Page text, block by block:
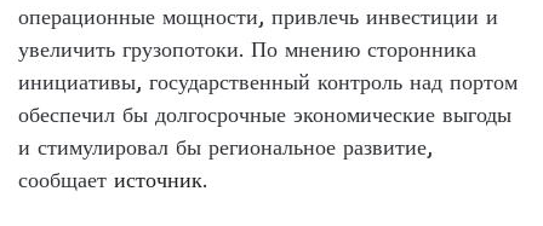
операционные мощности, привлечь инвестиции и
увеличить грузопотоки. По мнению сторонника
инициативы, государственный контроль над портом
обеспечил бы долгосрочные экономические выгоды
и стимулировал бы региональное развитие,
сообщает источник.